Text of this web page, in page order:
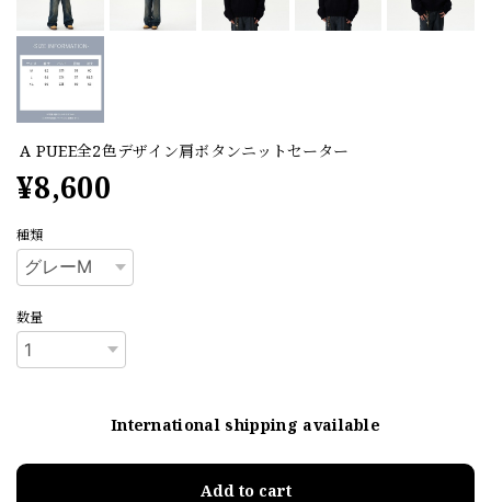
A PUEE全2色デザイン肩ボタンニットセーター
¥8,600
種類
数量
International shipping available
Add to cart